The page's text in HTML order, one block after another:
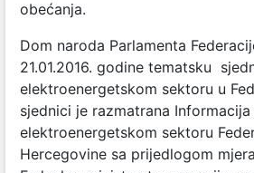
obećanja.
Dom naroda Parlamenta
21.01.2016. godine tematsku
elektroenergetskom sektoru u
sjednici je razmatrana
elektroenergetskom sektoru
Hercegovine sa prijedlogom